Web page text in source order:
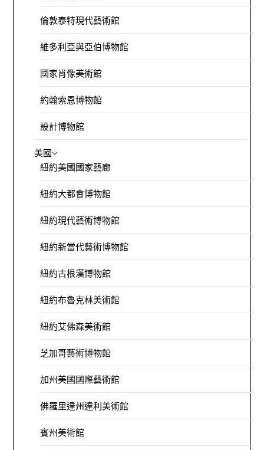
倫敦泰特現代藝術館
維多利亞與亞伯博物館
國家肖像美術館
約翰索恩博物館
設計博物館
美國
紐約美國國家藝廊
紐約大都會博物館
紐約現代藝術博物館
紐約新當代藝術博物館
紐約古根漢博物館
紐約布魯克林美術館
紐約艾佛森美術館
芝加哥藝術博物館
加州美國國際藝術館
佛羅里達州達利美術館
賓州美術館